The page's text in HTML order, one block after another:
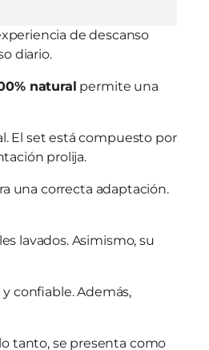
de descanso
diario.
natural permite una
El set está compuesto por
prolija.
una correcta adaptación.
lavados. Asimismo, su
confiable. Además,
tanto, se presenta como